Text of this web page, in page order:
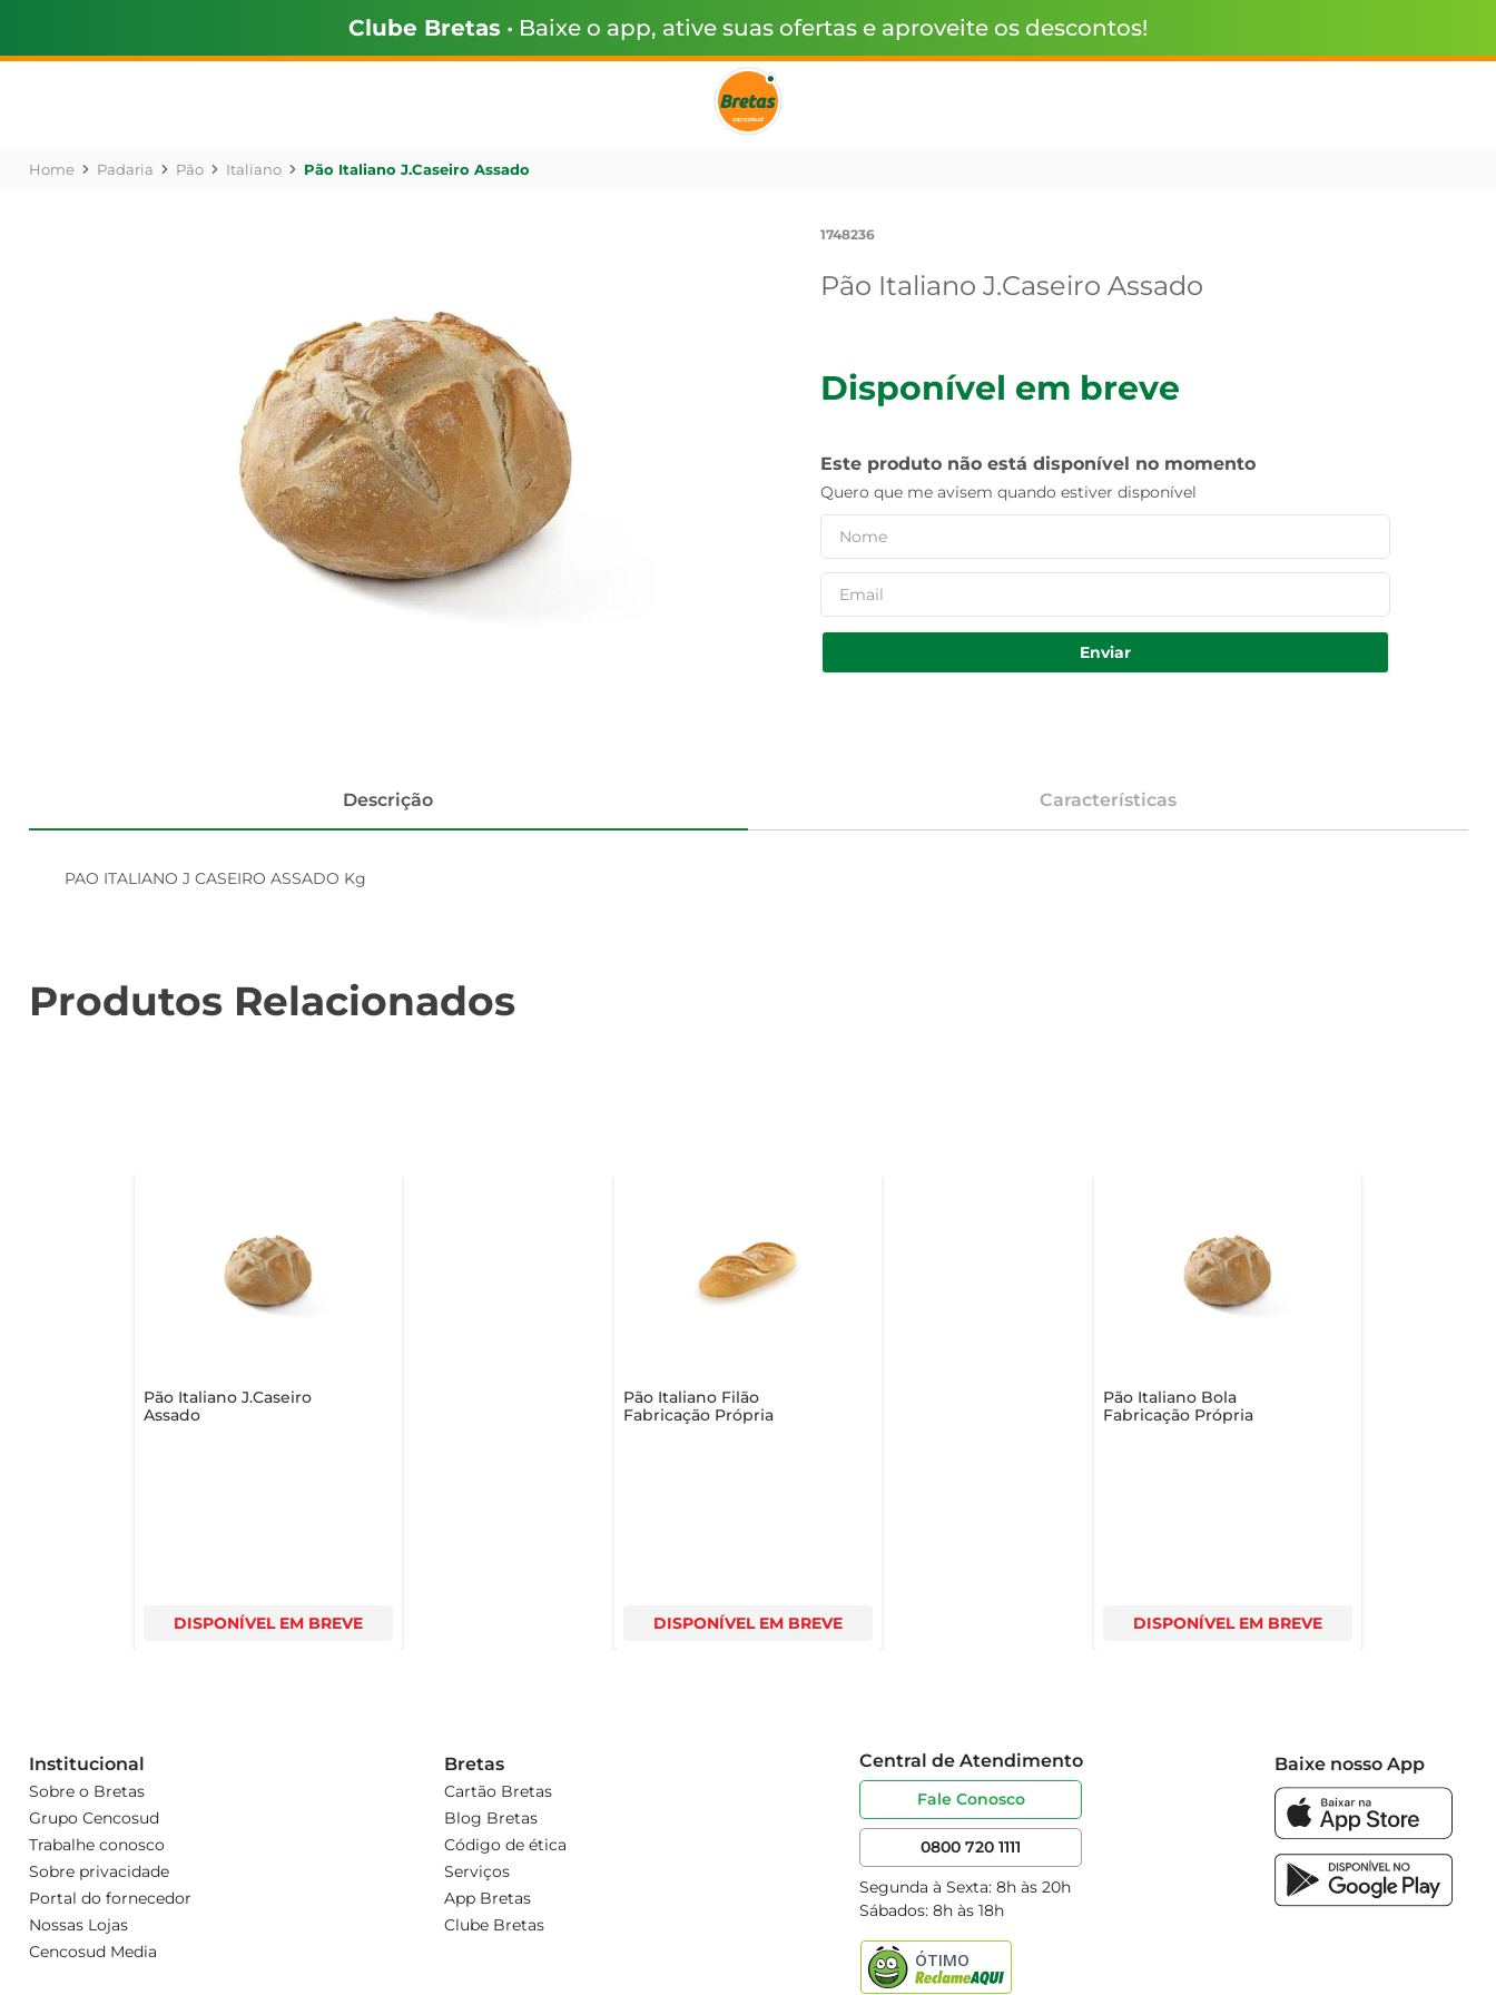
Clube Bretas • Baixe o app, ative suas ofertas e aproveite os descontos!
Padaria Pão Italiano Pão Italiano J.Caseiro Assado
1748236
Pão Italiano J.Caseiro Assado
Disponível em breve
Este produto não está disponível no momento
Quero que me avisem quando estiver disponível
Enviar
Descrição Características
PAO ITALIANO J CASEIRO ASSADO Kg
Produtos Relacionados
Pão Italiano J.Caseiro
Assado
DISPONÍVEL EM BREVE
Pão Italiano Filão
Fabricação Própria
DISPONÍVEL EM BREVE
Pão Italiano Bola
Fabricação Própria
DISPONÍVEL EM BREVE
Institucional
Sobre o Bretas
Grupo Cencosud
Trabalhe conosco
Sobre privacidade
Portal do fornecedor
Nossas Lojas
Cencosud Media
Bretas
Cartão Bretas
Blog Bretas
Código de ética
Serviços
App Bretas
Clube Bretas
Central de Atendimento
Fale Conosco
0800 720 1111
Segunda à Sexta: 8h às 20h
Sábados: 8h às 18h
Baixe nosso App